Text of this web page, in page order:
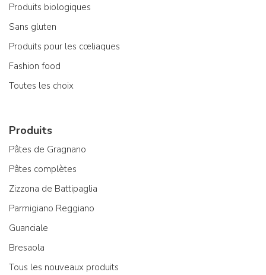
Produits biologiques
Sans gluten
Produits pour les cœliaques
Fashion food
Toutes les choix
Produits
Pâtes de Gragnano
Pâtes complètes
Zizzona de Battipaglia
Parmigiano Reggiano
Guanciale
Bresaola
Tous les nouveaux produits